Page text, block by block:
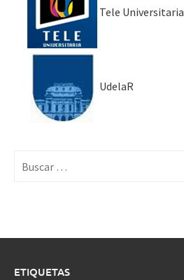
Tele Universitaria
UdelaR
ETIQUETAS